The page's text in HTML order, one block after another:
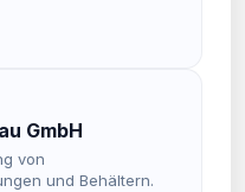
GmbH
von
und Behältern.